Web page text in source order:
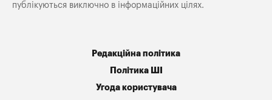
публікуються виключно в інформаційних цілях.
Редакційна політика
Політика ШІ
Угода користувача